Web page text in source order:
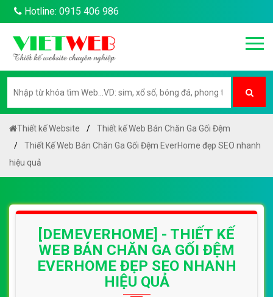
Hotline: 0915 406 986
Thiết kế Website
Thiết kế Web Bán Chăn Ga Gối Đệm
Thiết Kế Web Bán Chăn Ga Gối Đệm EverHome đẹp SEO nhanh
hiệu quả
[DEMEVERHOME] - THIẾT KẾ
WEB BÁN CHĂN GA GỐI ĐỆM
EVERHOME ĐẸP SEO NHANH
HIỆU QUẢ